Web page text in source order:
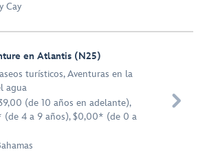
Cay
en Atlantis (N25)
turísticos,Aventuras en la
agua
(de 10 años en adelante),
(de 4 a 9 años), $0,00* (de 0 a
